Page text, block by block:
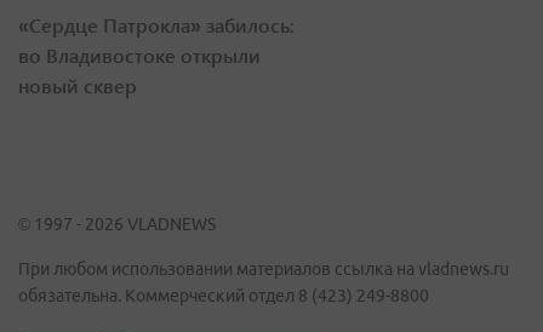
«Сердце Патрокла» забилось:
во Владивостоке открыли
новый сквер
© 1997 - 2026 VLADNEWS
При любом использовании материалов ссылка на vladnews.ru
обязательна. Коммерческий отдел 8 (423) 249-8800